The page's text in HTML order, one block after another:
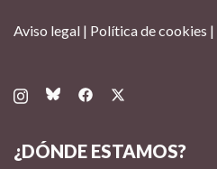
Aviso legal | Política de cookies |
¿DÓNDE ESTAMOS?